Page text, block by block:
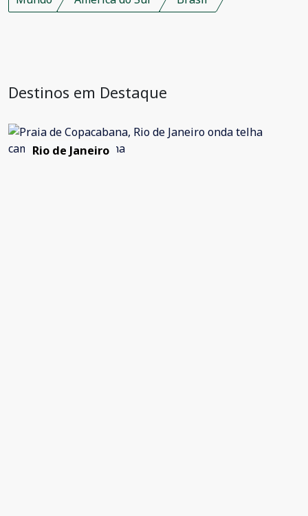
Destinos em Destaque
Rio de Janeiro